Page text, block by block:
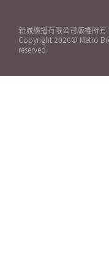
新城廣播有限公司版權所有
Copyright 2026© Metro
reserved.